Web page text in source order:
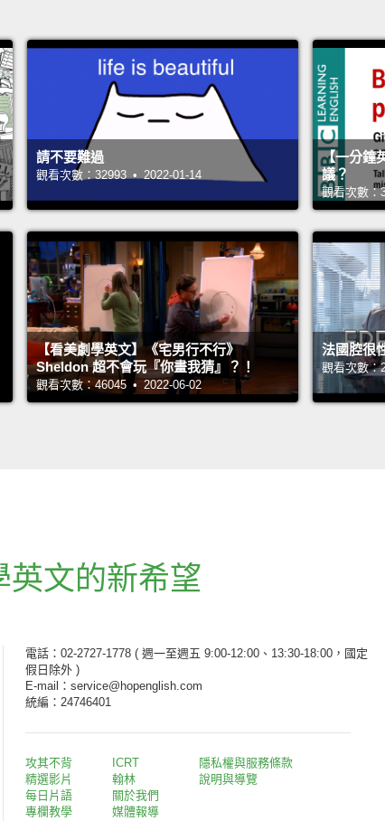
請不要難過
觀看次數：32993 • 2022-01-14
【一分鐘
議？
觀看次數：
【看美劇學英文】《宅男行不行》
Sheldon 超不會玩『你畫我猜』？！
觀看次數：46045 • 2022-06-02
法國腔很
觀看次數：
英文的新希望
電話：02-2727-1778 ( 週一至週五 9:00-12:00、13:30-18:00，國定
假日除外 )
E-mail：service@hopenglish.com
統編：24746401
攻其不背
精選影片
每日片語
專欄教學
ICRT
翰林
關於我們
媒體報導
隱私權與服務條款
說明與導覽